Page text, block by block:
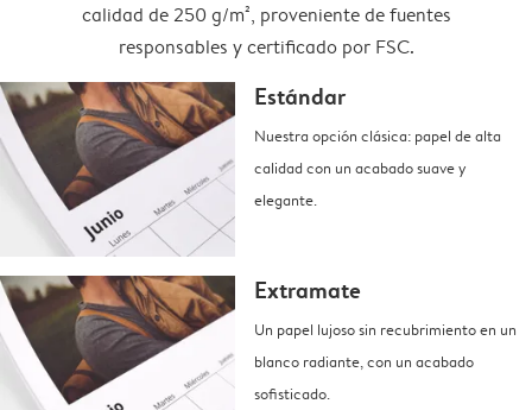
calidad de 250 g/m², proveniente de fuentes
responsables y certificado por FSC.
Estándar
Nuestra opción clásica: papel de alta
calidad con un acabado suave y
elegante.
Extramate
Un papel lujoso sin recubrimiento en un
blanco radiante, con un acabado
sofisticado.